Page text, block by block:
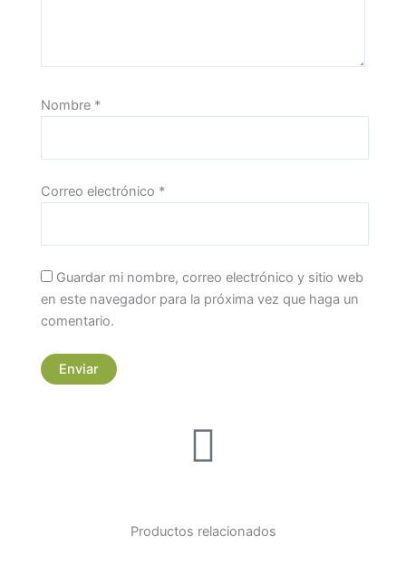
Nombre *
Correo electrónico *
Guardar mi nombre, correo electrónico y sitio web
en este navegador para la próxima vez que haga un
comentario.
Productos relacionados